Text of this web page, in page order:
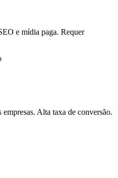
e mídia paga. Requer
Alta taxa de conversão.